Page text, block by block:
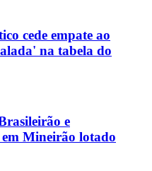
cede empate ao
na tabela do
e
Mineirão lotado